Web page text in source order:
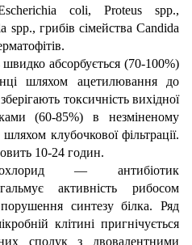
coli, Proteus spp.,
spp., грибів сімейства Candida
швидко абсорбується (70-100%)
шляхом ацетилювання до
токсичність вихідної
(60-85%) в незміненому
клубочкової фільтрації.
10-24 годин.
— антибіотик
активність рибосом
синтезу білка. Ряд
клітині пригнічується
сполук з двовалентними